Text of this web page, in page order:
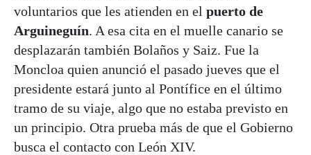
voluntarios que les atienden en el puerto de
Arguineguín. A esa cita en el muelle canario se
desplazarán también Bolaños y Saiz. Fue la
Moncloa quien anunció el pasado jueves que el
presidente estará junto al Pontífice en el último
tramo de su viaje, algo que no estaba previsto en
un principio. Otra prueba más de que el Gobierno
busca el contacto con León XIV.